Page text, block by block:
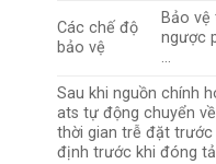
Các chế độ
bảo vệ
Bảo
ngược
…
Sau khi nguồn chính
ats tự động chuyển
thời gian trễ đặt
định trước khi đóng